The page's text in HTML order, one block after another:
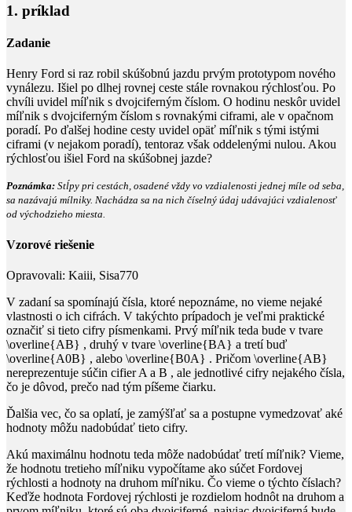
1. príklad
Zadanie
Henry Ford si raz robil skúšobnú jazdu prvým prototypom nového
vynálezu. Išiel po dlhej rovnej ceste stále rovnakou rýchlosťou. Po
chvíli uvidel míľnik s dvojciferným číslom. O hodinu neskôr uvidel
míľnik s dvojciferným číslom s rovnakými ciframi, ale v opačnom
poradí. Po ďalšej hodine cesty uvidel opäť míľnik s tými istými
ciframi (v nejakom poradí), tentoraz však oddelenými nulou. Akou
rýchlosťou išiel Ford na skúšobnej jazde?
Poznámka: Stĺpy pri cestách, osadené vždy vo vzdialenosti jednej míle od seba,
sa nazávajú mílniky. Nachádza sa na nich číselný údaj udávajúci vzdialenosť
od východzieho miesta.
Vzorové riešenie
Opravovali: Kaiii, Sisa770
V zadaní sa spomínajú čísla, ktoré nepoznáme, no vieme nejaké
vlastnosti o ich cifrách. V takýchto prípadoch je veľmi praktické
označiť si tieto cifry písmenkami. Prvý míľnik teda bude v tvare
\overline{AB} , druhý v tvare \overline{BA} a tretí buď
\overline{A0B} , alebo \overline{B0A} . Pričom \overline{AB}
nereprezentuje súčin cifierA a B , ale jednotlivé cifry nejakého čísla,
čo je dôvod, prečo nad tým píšeme čiarku.
Ďalšia vec, čo sa oplatí, je zamýšľať sa a postupne vymedzovať aké
hodnoty môžu nadobúdať tieto cifry.
Akú maximálnu hodnotu teda môže nadobúdať tretí míľnik? Vieme,
že hodnotu tretieho míľniku vypočítame ako súčet Fordovej
rýchlosti a hodnoty na druhom míľniku. Čo vieme o týchto číslach?
Keďže hodnota Fordovej rýchlosti je rozdielom hodnôt na druhom a